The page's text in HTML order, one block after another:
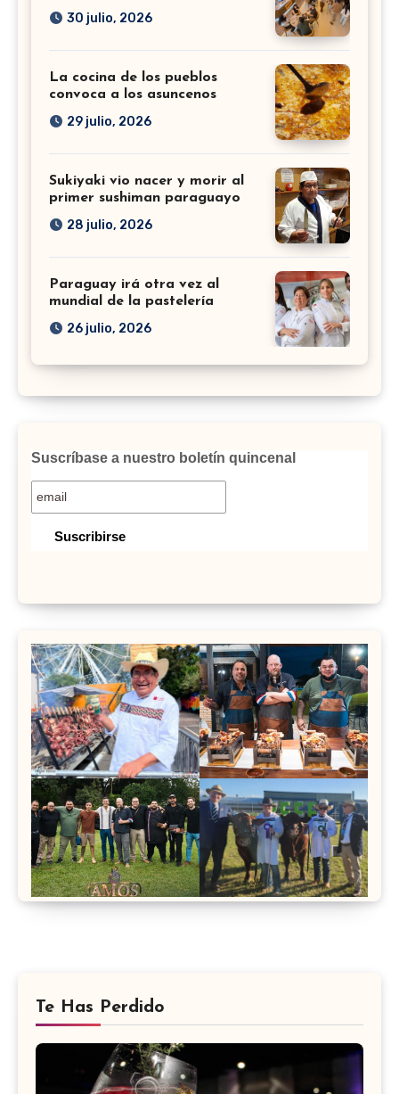
30 julio, 2026
La cocina de los pueblos
convoca a los asuncenos
29 julio, 2026
Sukiyaki vio nacer y morir al
primer sushiman paraguayo
28 julio, 2026
Paraguay irá otra vez al
mundial de la pastelería
26 julio, 2026
Suscríbase a nuestro boletín quincenal
Te Has Perdido